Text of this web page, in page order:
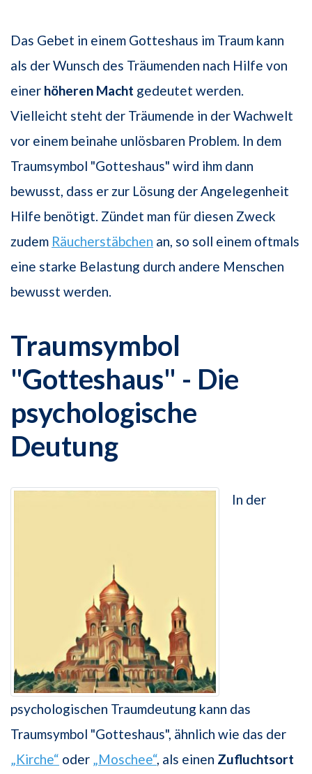
Das Gebet in einem Gotteshaus im Traum kann
als der Wunsch des Träumenden nach Hilfe von
einer höheren Macht gedeutet werden.
Vielleicht steht der Träumende in der Wachwelt
vor einem beinahe unlösbaren Problem. In dem
Traumsymbol "Gotteshaus" wird ihm dann
bewusst, dass er zur Lösung der Angelegenheit
Hilfe benötigt. Zündet man für diesen Zweck
zudem Räucherstäbchen an, so soll einem oftmals
eine starke Belastung durch andere Menschen
bewusst werden.
Traumsymbol
"Gotteshaus" - Die
psychologische
Deutung
In der
psychologischen Traumdeutung kann das
Traumsymbol "Gotteshaus", ähnlich wie das der
„Kirche“ oder „Moschee“, als einen Zufluchtsort